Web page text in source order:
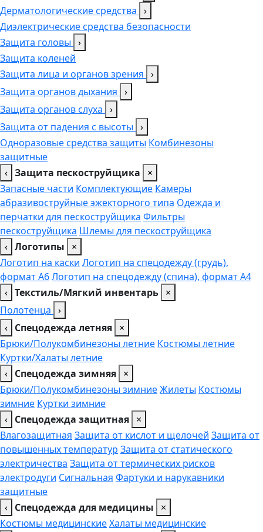
Дерматологические средства ›
Диэлектрические средства безопасности
Защита головы ›
Защита коленей
Защита лица и органов зрения ›
Защита органов дыхания ›
Защита органов слуха ›
Защита от падения с высоты ›
Одноразовые средства защиты Комбинезоны
защитные
‹ Защита пескоструйщика
×
Запасные части Комплектующие Камеры
абразивоструйные эжекторного типа Одежда и
перчатки для пескоструйщика Фильтры
пескоструйщика Шлемы для пескоструйщика
‹ Логотипы
×
Логотип на каски Логотип на спецодежду (грудь),
формат А6Логотип на спецодежду (спина), формат А4
‹ Текстиль/Мягкий инвентарь ×
Полотенца ›
‹ Спецодежда летняя ×
Брюки/Полукомбинезоны летние Костюмы летние
Куртки/Халаты летние
‹ Спецодежда зимняя ×
Брюки/Полукомбинезоны зимниеЖилеты Костюмы
зимние Куртки зимние
‹ Спецодежда защитная ×
Влагозащитная Защита от кислот и щелочей Защита от
повышенных температур Защита от статического
электричества Защита от термических рисков
электродуги Сигнальная Фартуки и нарукавники
защитные
‹ Спецодежда для медицины
×
Костюмы медицинскиеХалаты медицинские